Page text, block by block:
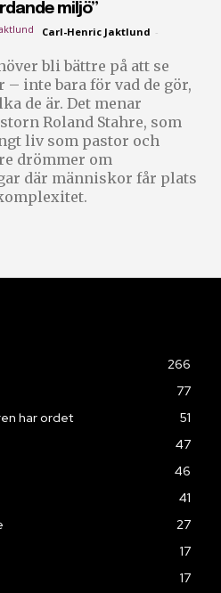
miljö”
Carl-Henric Jaktlund -
bli bättre på att se
inte bara för vad de gör,
de är. Det menar
Roland Stahre, som
liv som pastor och
drömmer om
där människor får plats
266
77
har ordet
51
47
46
41
27
17
17